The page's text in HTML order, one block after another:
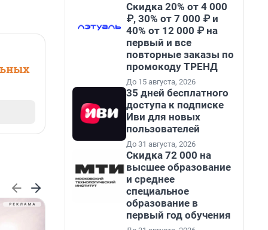
Скидка 20% от 4 000
₽, 30% от 7 000 ₽ и
40% от 12 000 ₽ на
первый и все
повторные заказы по
промокоду ТРЕНД
До 15 августа, 2026
35 дней бесплатного
доступа к подписке
Иви для новых
пользователей
До 31 августа, 2026
Скидка 72 000 на
высшее образование
и среднее
специальное
образование в
первый год обучения